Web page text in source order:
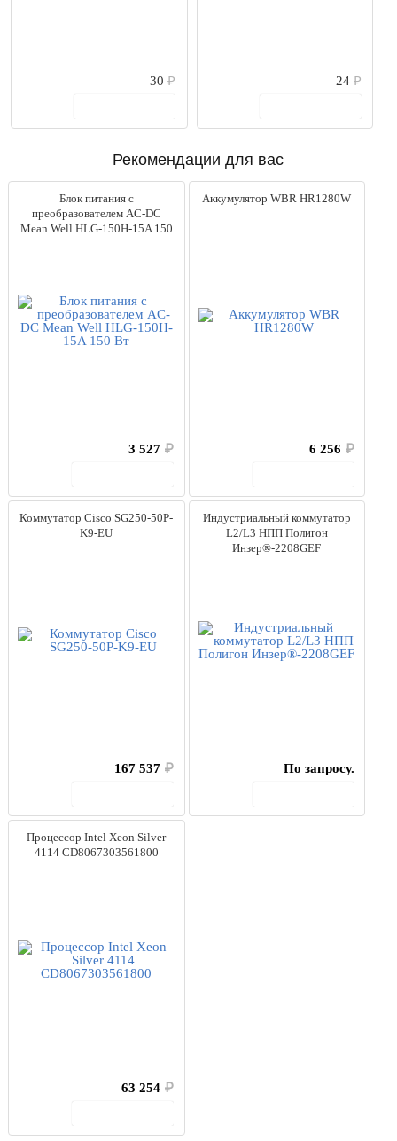
Выбрано моделей:50
30₽
24 ₽
Рекомендации для вас
Блок питания с
преобразователем AC-DC
Mean Well HLG-150H-15A 150
3 527 ₽
Аккумулятор WBR HR1280W
6 256 ₽
Коммутатор Cisco SG250-50P-
K9-EU
167 537 ₽
Индустриальный коммутатор
L2/L3 НПП Полигон
Инзер®-2208GEF
По запросу.
Процессор Intel Xeon Silver
4114 CD8067303561800
63 254 ₽